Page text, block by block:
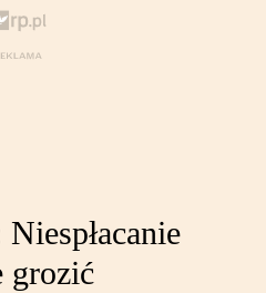
grozić